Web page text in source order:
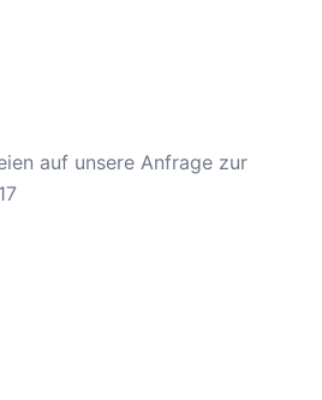
auf unsere Anfrage zur